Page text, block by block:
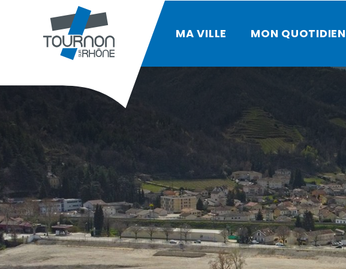
MA VILLE MON QUOTIDIEN